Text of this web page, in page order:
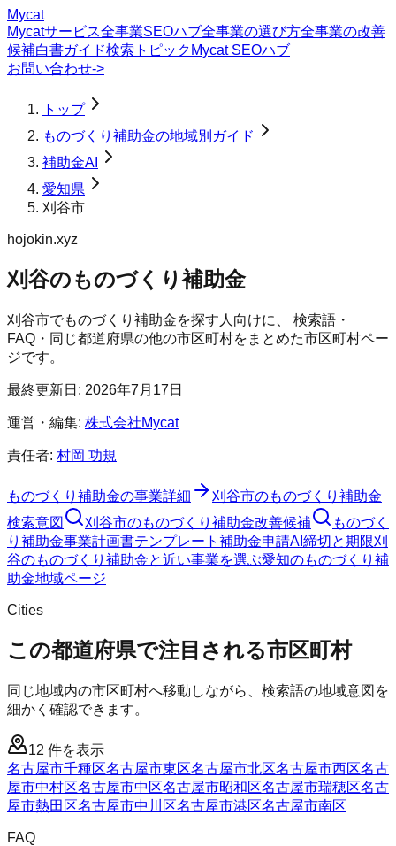
Mycat
Mycatサービス全事業SEOハブ全事業の選び方全事業の改善
候補白書ガイド検索トピック Mycat SEOハブ
お問い合わせ->
トップ
ものづくり補助金の地域別ガイド
補助金AI
愛知県
刈谷市
hojokin.xyz
刈谷のものづくり補助金
刈谷市でものづくり補助金を探す人向けに、 検索語・
FAQ・同じ都道府県の他の市区町村をまとめた市区町村ペー
ジです。
最終更新日: 2026年7月17日
運営・編集: 株式会社Mycat
責任者: 村岡 功規
ものづくり補助金の事業詳細 刈谷市のものづくり補助金
検索意図
刈谷市のものづくり補助金改善候補
ものづく
り補助金事業計画書テンプレート 補助金申請AI 締切と期限刈
谷のものづくり補助金と近い事業を選ぶ愛知のものづくり補
助金地域ページ
Cities
この都道府県で注目される市区町村
同じ地域内の市区町村へ移動しながら、検索語の地域意図を
細かく確認できます。
12 件を表示
名古屋市千種区名古屋市東区名古屋市北区名古屋市西区名古
屋市中村区名古屋市中区名古屋市昭和区名古屋市瑞穂区名古
屋市熱田区名古屋市中川区名古屋市港区名古屋市南区
FAQ